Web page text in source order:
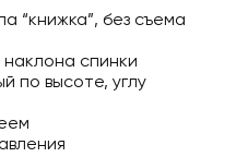
“книжка”, без съема
спинки
по высоте, углу